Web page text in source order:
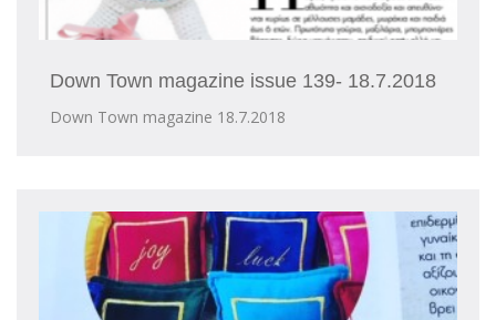
Down Town magazine issue 139- 18.7.2018
Down Town magazine 18.7.2018